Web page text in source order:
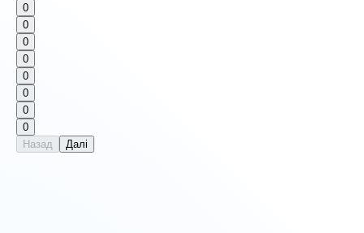
0
0
0
0
0
0
0
0
Назад
Далі